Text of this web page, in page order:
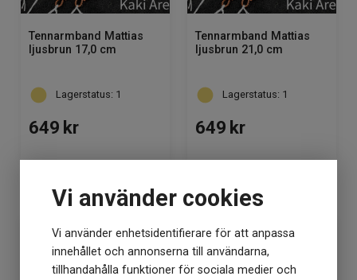
Vi använder cookies
Vi använder enhetsidentifierare för att anpassa
innehållet och annonserna till användarna,
tillhandahålla funktioner för sociala medier och
Tennarmband Mattias
ljusbrun 17,0 cm
Lagerstatus: 1
649 kr
KÖP
Tennarmband Mattias
ljusbrun 21,0 cm
Lagerstatus: 1
649 kr
KÖP